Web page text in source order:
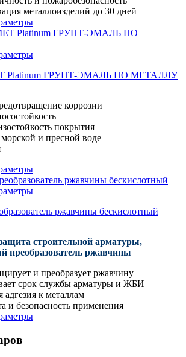
металлоизделий до 30 дней
Platinum ГРУНТ-ЭМАЛЬ ПО МЕТАЛЛУ
коррозии
покрытия
морской и пресной воде
ржавчины бескислотный
строительной арматуры,
преобразователь ржавчины
и преобразует ржавчину
срок службы арматуры и ЖБИ
адгезия к металлам
и безопасность применения